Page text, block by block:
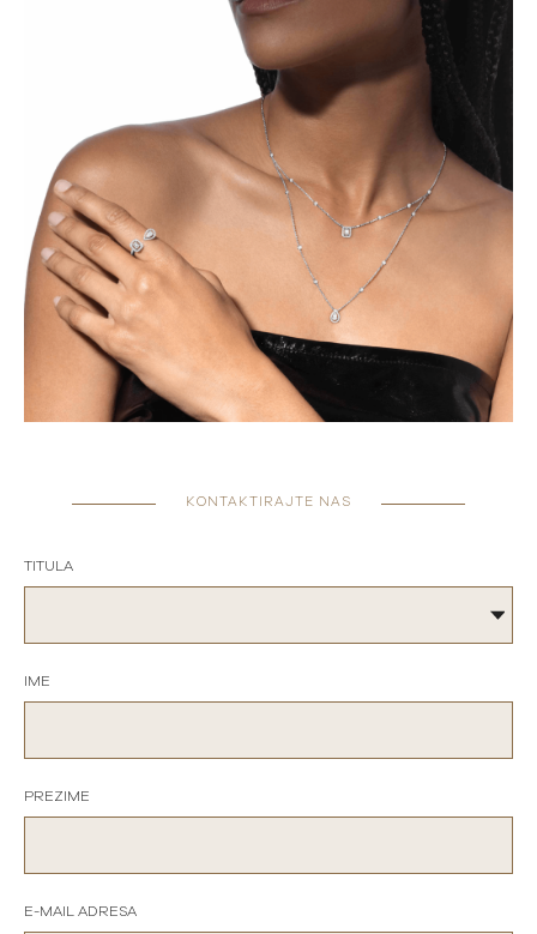
KONTAKTIRAJTE NAS
TITULA
IME
PREZIME
E-MAIL ADRESA